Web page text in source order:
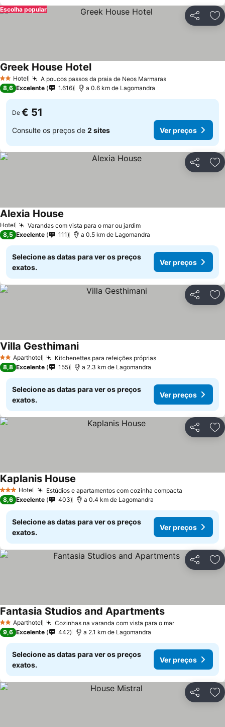
Partilhar
Escolha popular
2 Estrelas
Hotel A poucos passos da praia de Neos Marmaras
Greek House Hotel
8,6 Excelente 1.616 a 0.6 km de Lagomandra
De € 51
Consulte os preços de 2 sites Ver preços
Partilhar
Hotel Varandas com vista para o mar ou jardim
Alexia House
8,5 Excelente 111 a 0.5 km de Lagomandra
Selecione as datas para ver os preços
exatos.
Ver preços
Partilhar
2 EstrelasAparthotel Kitchenettes para refeições próprias
Villa Gesthimani
8,8 Excelente 155 a 2.3 km de Lagomandra
Selecione as datas para ver os preços
exatos.
Ver preços
Partilhar
3 EstrelasHotel Estúdios e apartamentos com cozinha compacta
Kaplanis House
8,6 Excelente 403 a 0.4 km de Lagomandra
Selecione as datas para ver os preços
exatos.
Ver preços
Partilhar
2 EstrelasAparthotel Cozinhas na varanda com vista para o mar
Fantasia Studios and Apartments
9,6 Excelente 442 a 2.1 km de Lagomandra
Selecione as datas para ver os preços
exatos.
Ver preços
Partilhar